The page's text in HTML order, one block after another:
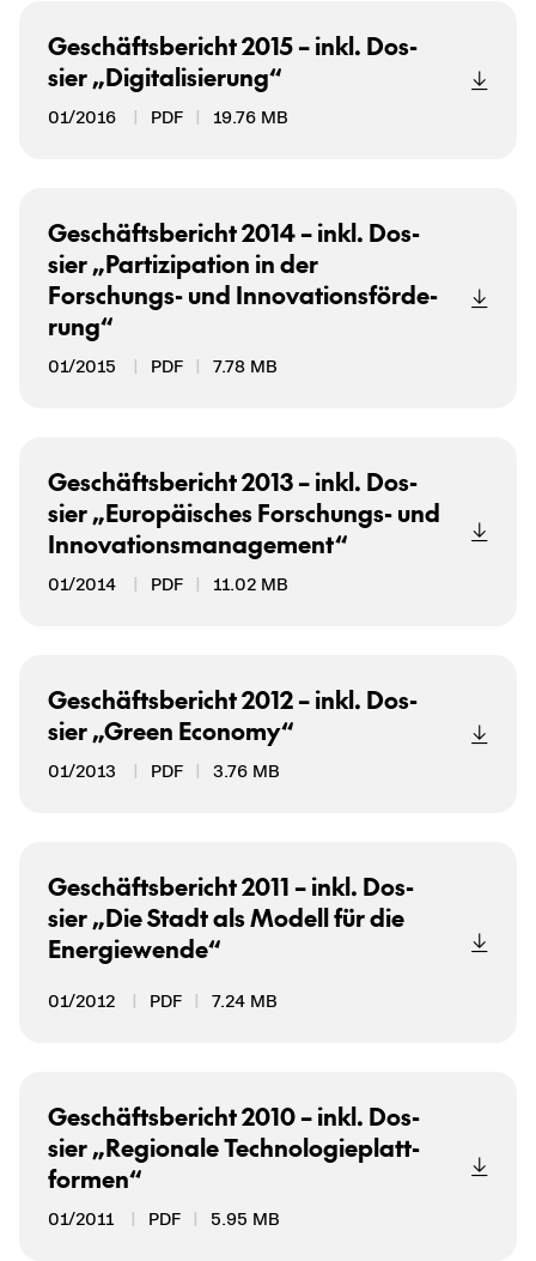
Ge­schäfts­be­richt 2015 – inkl. Dos­
sier „Di­gi­ta­li­sie­rung“
01/2016 PDF 19.76 MB
Ge­schäfts­be­richt 2014 – inkl. Dos­
sier „Par­ti­zi­pa­ti­on in der
Forschungs-​ und In­no­va­ti­ons­för­de­
rung“
01/2015 PDF 7.78 MB
Ge­schäfts­be­richt 2013 – inkl. Dos­
sier „Eu­ro­päi­sches Forschungs-​ und
In­no­va­ti­ons­ma­nage­ment“
01/2014 PDF 11.02 MB
Ge­schäfts­be­richt 2012 – inkl. Dos­
sier „Green Eco­no­my“
01/2013 PDF 3.76 MB
Ge­schäfts­be­richt 2011 – inkl. Dos­
sier „Die Stadt als Mo­dell für die
En­er­gie­wen­de“
01/2012 PDF 7.24 MB
Ge­schäfts­be­richt 2010 – inkl. Dos­
sier „Re­gio­na­le Tech­no­lo­gie­platt­
for­men“
01/2011 PDF 5.95 MB